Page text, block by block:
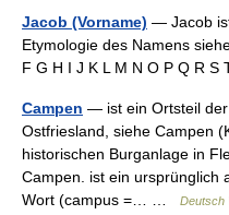
Jacob (Vorname) — Jacob
Etymologie des Namens
F G H I J K L M N O P Q R
Campen — ist ein Ortsteil
Ostfriesland, siehe Campen
historischen Burganlage in
Campen. ist ein ursprünglich
Wort (campus =… …
Deutsch